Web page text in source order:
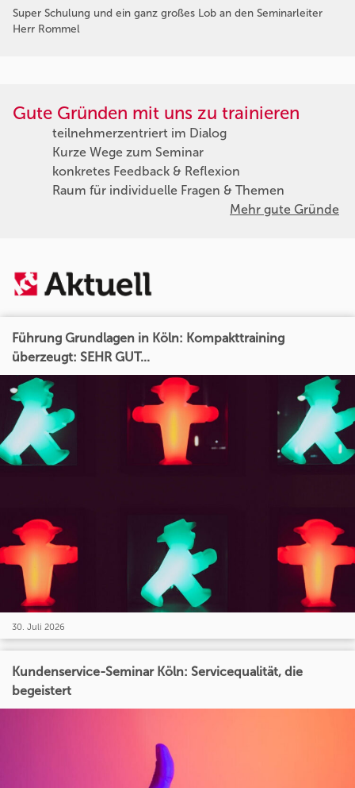
Super Schulung und ein ganz großes Lob an den Seminarleiter
Herr Rommel
Gute Gründen mit uns zu trainieren
teilnehmerzentriert im Dialog
Kurze Wege zum Seminar
konkretes Feedback & Reflexion
Raum für individuelle Fragen & Themen
Mehr gute Gründe
Führung Grundlagen in Köln: Kompakttraining
überzeugt: SEHR GUT...
30. Juli 2026
Kundenservice-Seminar Köln: Servicequalität, die
begeistert